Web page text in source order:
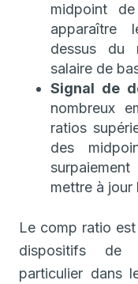
midpoint
apparaître
dessus du
salaire de
Signal de
nombreux
ratios
des
mettre à jour
Le comp ratio
dispositifs de
particulier dans